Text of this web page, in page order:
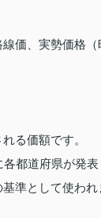
価、実勢価格
る価額です。
都道府県が発表
準として使われ